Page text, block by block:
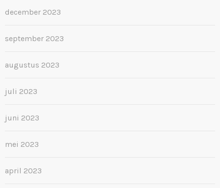
december 2023
september 2023
augustus 2023
juli 2023
juni 2023
mei 2023
april 2023